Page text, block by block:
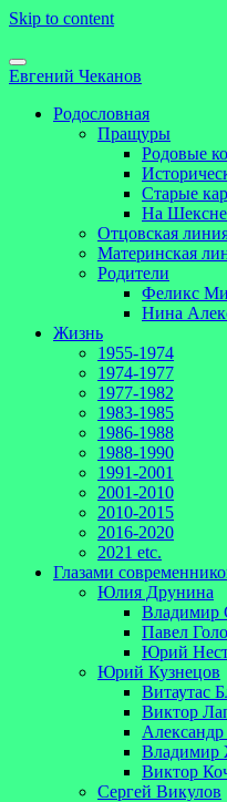
Skip to content
Евгений Чеканов
Родословная
Пращуры
Родовые
Старые
На
Отцовская
Материнская
Родители
Феликс
Нина
Жизнь
1955-1974
1974-1977
1977-1982
1983-1985
1986-1988
1988-1990
1991-2001
2001-2010
2010-2015
2016-2020
2021 etc.
Глазами
Юлия Друнина
Владимир
Павел
Юрий
Юрий Кузнецов
Витаутас
Виктор
Владимир
Виктор
Сергей Викулов